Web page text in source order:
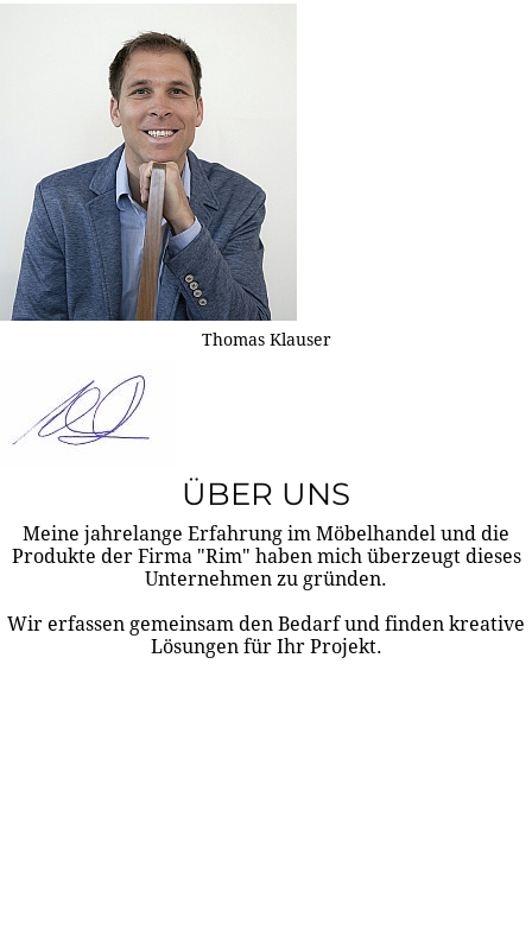
Thomas Klauser
ÜBER UNS
Meine jahrelange Erfahrung im Möbelhandel und die
Produkte der Firma "Rim" haben mich überzeugt dieses
Unternehmen zu gründen.
Wir erfassen gemeinsam den Bedarf und finden kreative
Lösungen für Ihr Projekt.